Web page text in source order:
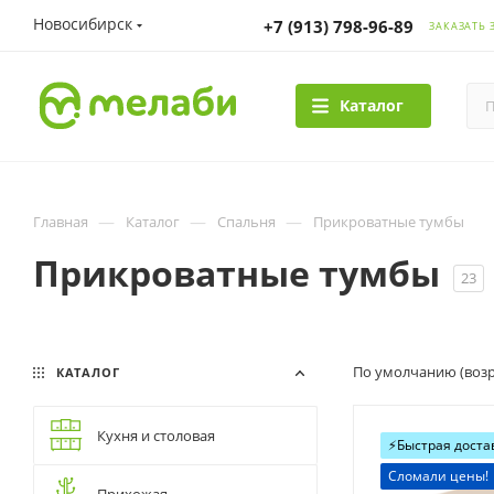
Новосибирск +7 (913) 798-96-89 ЗАКАЗАТЬ
Каталог
Главная — Каталог — Спальня — Прикроватные тумбы
Прикроватные тумбы 23
По умолчанию
⚡️Быстрая
Сломали цены!
КАТАЛОГ
Кухня и столовая